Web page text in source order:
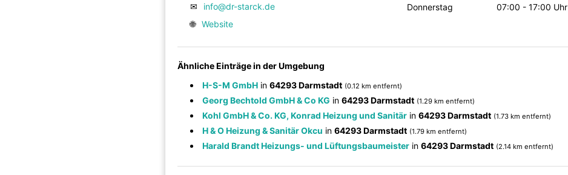
✉
info@dr-starck.de
🌐 Website
Donnerstag
07:00 - 17:00 Uhr
Ähnliche Einträge in der Umgebung
H-S-M GmbH in 64293 Darmstadt (0.12 km entfernt)
Georg Bechtold GmbH & Co KG in 64293 Darmstadt (1.29 km entfernt)
Kohl GmbH & Co. KG, Konrad Heizung und Sanitär in 64293 Darmstadt (1.73 km entfernt)
H & O Heizung & Sanitär Okcu in 64293 Darmstadt (1.79 km entfernt)
Harald Brandt Heizungs- und Lüftungsbaumeister in 64293 Darmstadt (2.14 km entfernt)